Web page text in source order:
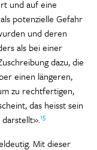
und auf eine
potenzielle Gefahr
und deren
als bei einer
dazu, die
einen längeren,
zu rechtfertigen,
das heisst sein
15
Mit dieser